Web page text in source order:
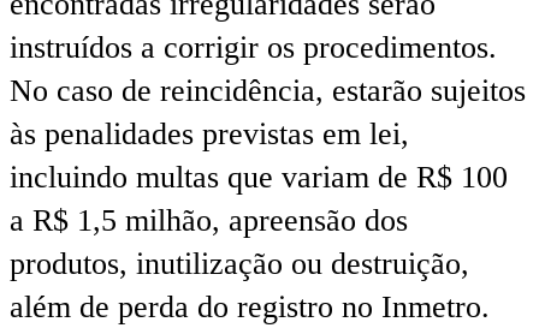
instruídos a corrigir os procedimentos.
No caso de reincidência, estarão sujeitos
às penalidades previstas em lei,
incluindo multas que variam de R$ 100
a R$ 1,5 milhão, apreensão dos
produtos, inutilização ou destruição,
além de perda do registro no Inmetro.